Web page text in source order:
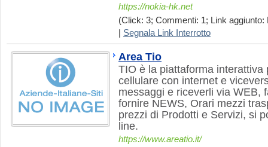
https://nokia-hk.net
(Click: 3; Commenti: 1; Link aggiunto:
Segnala Link Interrotto
Area Tio
TIO è la piattaforma interattiva
cellulare con internet e
messaggi e riceverli via WEB,
fornire NEWS, Orari mezzi
prezzi di Prodotti e Servizi, si
line.
https://www.areatio.it/